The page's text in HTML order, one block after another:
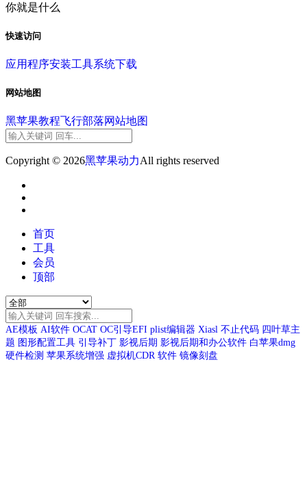
你就是什么
快速访问
应用程序安装工具系统下载
网站地图
黑苹果教程飞行部落网站地图
Copyright © 2026黑苹果动力All rights reserved
首页
工具
会员
顶部
AE模板 AI软件 OCAT OC引导EFI plist编辑器 Xiasl 不止代码 四叶草主
题 图形配置工具 引导补丁 影视后期 影视后期和办公软件 白苹果dmg
硬件检测 苹果系统增强 虚拟机CDR 软件 镜像刻盘